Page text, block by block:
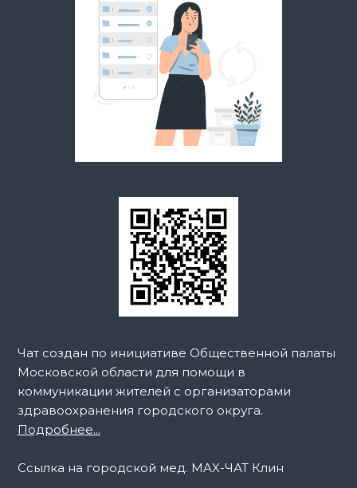
Чат создан по инициативе Общественной палаты
Московской области для помощи в
коммуникации жителей с организаторами
здравоохранения городского округа.
Подробнее...
Ссылка на городской мед. MAX-ЧАТ Клин